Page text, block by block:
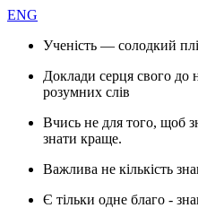
ENG
Ученість — солодкий
Доклади серця свого до
розумних слів
Вчись не для того, щоб
знати краще.
Важлива не кількість
Є тільки одне благо -